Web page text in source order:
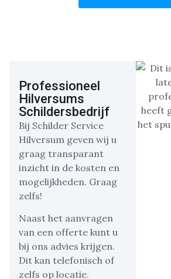
Professioneel
Hilversums
Schildersbedrijf
Bij Schilder Service
Hilversum geven wij u
graag transparant
inzicht in de kosten en
mogelijkheden. Graag
zelfs!
Naast het aanvragen
van een offerte kunt u
bij ons advies krijgen.
Dit kan telefonisch of
zelfs op locatie.